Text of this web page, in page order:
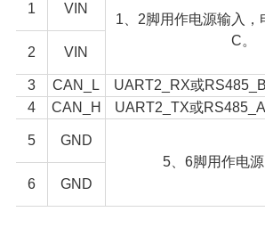
1 VIN
1、2脚用作电源输入，
C。
2 VIN
3 CAN_L
UART2_RX或
4
CAN_H UART2_TX或
5
GND
5、6脚用作电源
6
GND